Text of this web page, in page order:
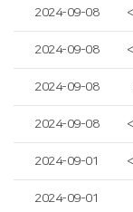
2024-09-08
2024-09-08
2024-09-08
2024-09-08
2024-09-01
2024-09-01